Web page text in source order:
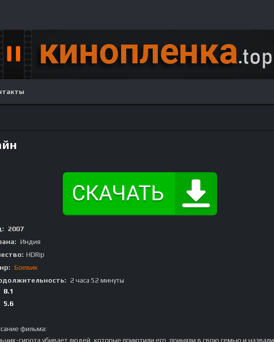
2007
Индия
HDRip
Боевик
2 часа 52 минуты
8.1
5.6
фильма:
сирота убивает людей, которые приютили его, приняли в свою семью и назвали